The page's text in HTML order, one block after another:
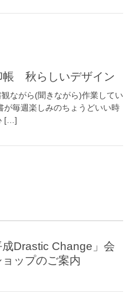
印帳 秋らしいデザイン
ながら(聞きながら)作業してい
が毎週楽しみのちょうどいい時
[…]
Drastic Change」会
ップのご案内